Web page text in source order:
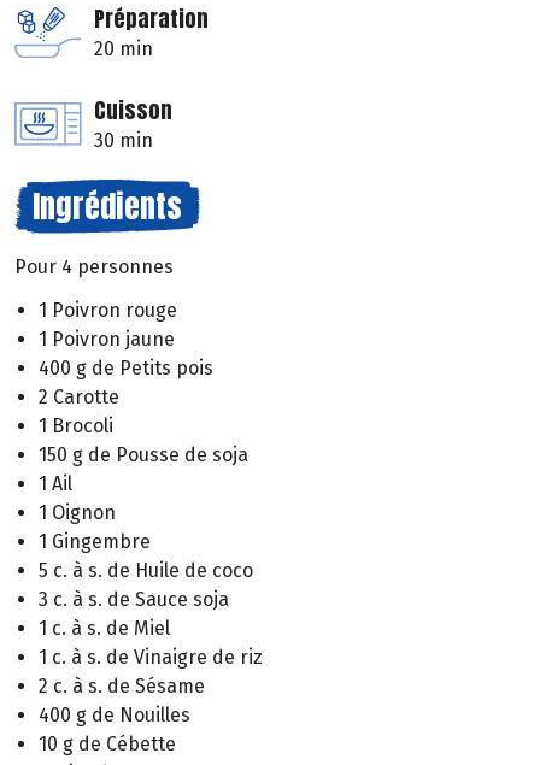
Préparation
20 min
Cuisson
30 min
Ingrédients
Pour 4 personnes
1 Poivron rouge
1 Poivron jaune
400 g de Petits pois
2 Carotte
1 Brocoli
150 g de Pousse de soja
1 Ail
1 Oignon
1 Gingembre
5 c. à s. de Huile de coco
3 c. à s. de Sauce soja
1 c. à s. de Miel
1 c. à s. de Vinaigre de riz
2 c. à s. de Sésame
400 g de Nouilles
10 g de Cébette